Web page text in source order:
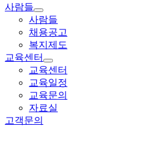
사람들
사람들
채용공고
복지제도
교육센터
교육센터
교육일정
교육문의
자료실
고객문의